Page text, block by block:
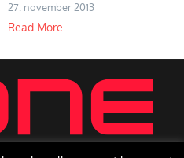
27. november 2013
Read More